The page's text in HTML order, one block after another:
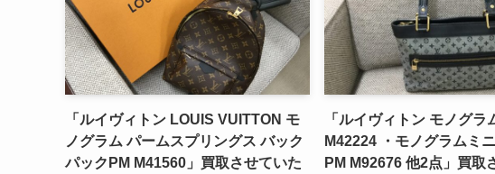
「ルイヴィトン LOUIS VUITTON モ
ノグラム パームスプリングス バック
パックPM M41560」買取させていた
「ルイヴィトン モノグラ
M42224 ・モノグラムミ
PM M92676 他2点」買取